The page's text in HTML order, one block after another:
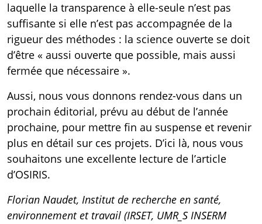
laquelle la transparence à elle-seule n’est pas
suffisante si elle n’est pas accompagnée de la
rigueur des méthodes : la science ouverte se doit
d’être « aussi ouverte que possible, mais aussi
fermée que nécessaire ».
Aussi, nous vous donnons rendez-vous dans un
prochain éditorial, prévu au début de l’année
prochaine, pour mettre fin au suspense et revenir
plus en détail sur ces projets. D’ici là, nous vous
souhaitons une excellente lecture de l’article
d’OSIRIS.
Florian Naudet, Institut de recherche en santé,
environnement et travail (IRSET, UMR_S INSERM